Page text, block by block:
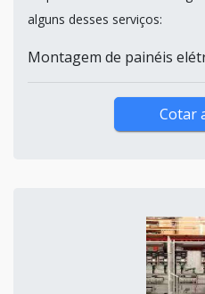
alguns desses serviços:
Montagem de painéis
Cotar